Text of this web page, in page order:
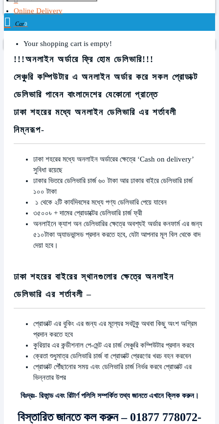
Cart0
Your shopping cart is empty!
Online Delivery
!!!অনলাইন অর্ডারে ফ্রি হোম ডেলিভারি!!!
সেঞ্চুরি কম্পিউটার এ অনলাইন অর্ডার করে সকল প্রোডাক্ট
ডেলিভারি পাবেন বাংলাদেশের যেকোনো প্রান্তে
ঢাকা শহরের মধ্যে অনলাইন ডেলিভারি এর শর্তাবলী
নিম্নরূপ-
ঢাকা শহরের মধ্যে অনলাইন অর্ডারের ক্ষেত্রে ‘Cash on delivery’
সুবিধা রয়েছে
ঢাকার ভিতরে ডেলিভারি চার্জ ৬০ টাকা আর ঢাকার বাইরে ডেলিভারি চার্জ
১০০ টাকা
১ থেকে ২টি কার্যদিবসের মধ্যে পণ্য ডেলিভারি পেয়ে যাবেন
৩৫০০৳ + দামের প্রোডাক্টের ডেলিভারি চার্জ ফ্রী
অনলাইনে ক্যাশ অন ডেলিভারির ক্ষেত্রে অবশ্যই অর্ডার কনফার্ম এর জন্য
৫১০টাকা অ্যাডভান্সড প্রদান করতে হবে, যেটা আপনার মূল বিল থেকে বাদ
দেয়া হবে।
ঢাকা শহরের বাইরের স্থানগুলোর ক্ষেত্রে অনলাইন
ডেলিভারি এর শর্তাবলী –
প্রোডাক্ট এর বুকিং এর জন্য এর মূল্যের সবটুকু অথবা কিছু অংশ অগ্রিম
প্রদান করতে হবে
কুরিয়ার এর কন্ডীশনাল পে-মেন্ট এর চার্জ সেঞ্চুরি কম্পিউটার প্রদান করবে
ক্রেতা শুধুমাত্র ডেলিভারি চার্জ বা প্রোডাক্ট প্রেরণের খরচ বহন করবেন
প্রোডাক্ট পৌঁছানোর সময় এবং ডেলিভারি চার্জ নির্ভর করবে প্রোডাক্ট এর
ভিন্নতার উপর
বিঃদ্রঃ- রিফান্ড এবং রিটার্ণ পলিসি সম্পর্কিত তথ্য জানতে এখানে ক্লিক করুন।
বিস্তারিত জানতে কল করুন – 01877 778072-